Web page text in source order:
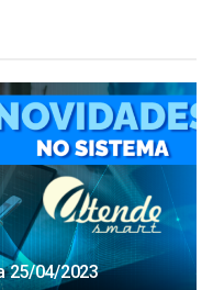
25/04/2023